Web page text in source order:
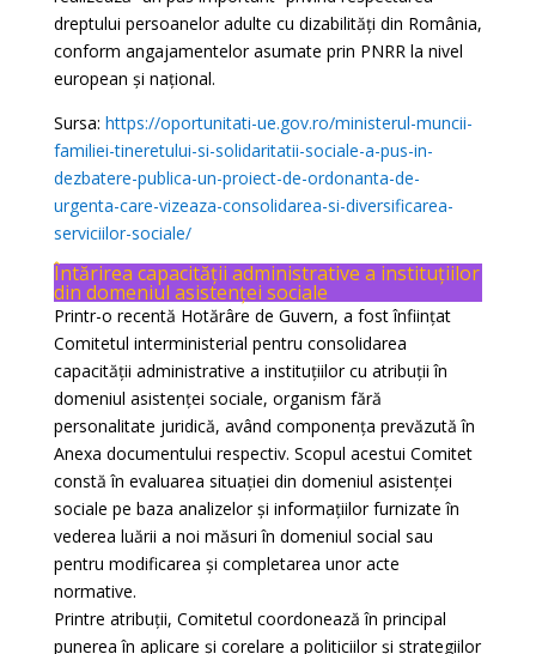
dreptului persoanelor adulte cu dizabilități din România,
conform angajamentelor asumate prin PNRR la nivel
european și național.
Sursa: https://oportunitati-ue.gov.ro/ministerul-muncii-
familiei-tineretului-si-solidaritatii-sociale-a-pus-in-
dezbatere-publica-un-proiect-de-ordonanta-de-
urgenta-care-vizeaza-consolidarea-si-diversificarea-
serviciilor-sociale/
Întărirea capacității administrative a instituțiilor
din domeniul asistenței sociale
Printr-o recentă Hotărâre de Guvern, a fost înființat
Comitetul interministerial pentru consolidarea
capacității administrative a instituțiilor cu atribuții în
domeniul asistenței sociale, organism fără
personalitate juridică, având componența prevăzută în
Anexa documentului respectiv. Scopul acestui Comitet
constă în evaluarea situației din domeniul asistenței
sociale pe baza analizelor și informațiilor furnizate în
vederea luării a noi măsuri în domeniul social sau
pentru modificarea și completarea unor acte
normative.
Printre atribuții, Comitetul coordonează în principal
punerea în aplicare și corelare a politiciilor și strategiilor